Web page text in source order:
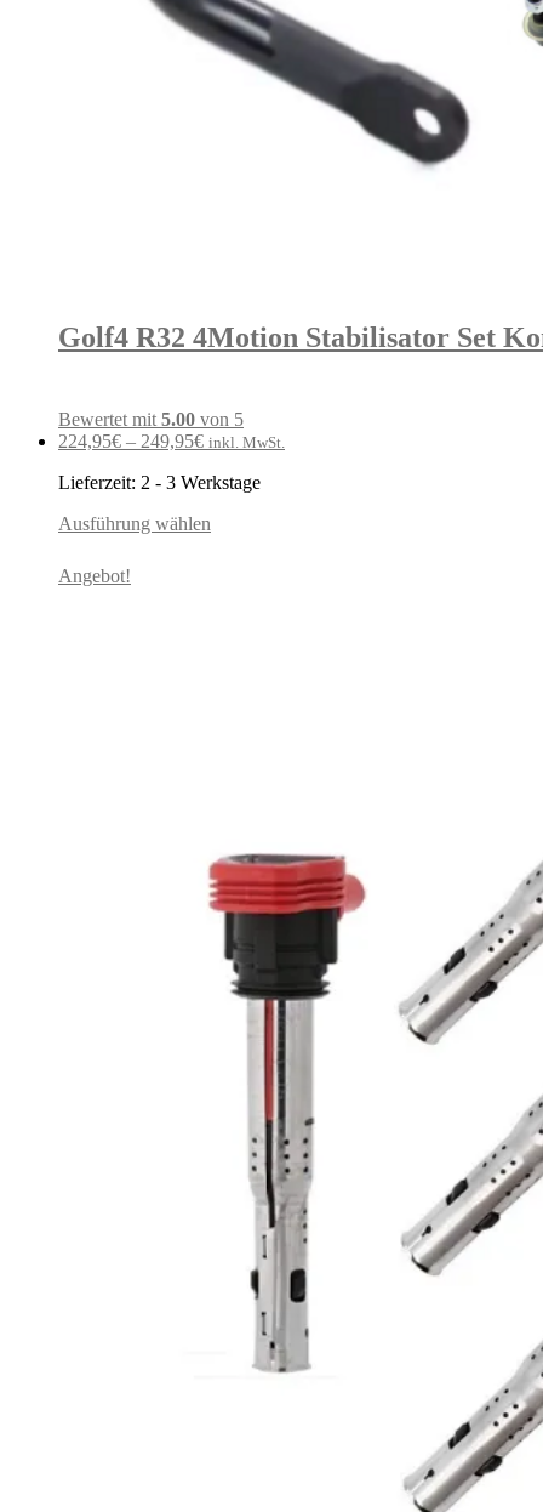
Golf4 R32 4Motion Stabilisator Set
Bewertet mit 5.00 von 5
224,95€ – 249,95€ inkl. MwSt.
Lieferzeit: 2 - 3 Werkstage
Ausführung wählen
Angebot!